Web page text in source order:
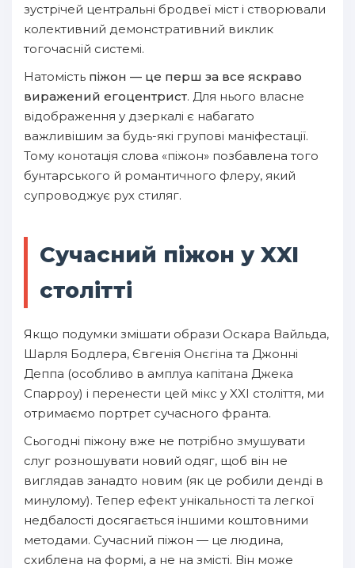
зустрічей центральні бродвеї міст і створювали
колективний демонстративний виклик
тогочасній системі.
Натомість піжон — це перш за все яскраво
виражений егоцентрист. Для нього власне
відображення у дзеркалі є набагато
важливішим за будь-які групові маніфестації.
Тому конотація слова «піжон» позбавлена того
бунтарського й романтичного флеру, який
супроводжує рух стиляг.
Сучасний піжон у XXI
столітті
Якщо подумки змішати образи Оскара Вайльда,
Шарля Бодлера, Євгенія Онєгіна та Джонні
Деппа (особливо в амплуа капітана Джека
Спарроу) і перенести цей мікс у XXI століття, ми
отримаємо портрет сучасного франта.
Сьогодні піжону вже не потрібно змушувати
слуг розношувати новий одяг, щоб він не
виглядав занадто новим (як це робили денді в
минулому). Тепер ефект унікальності та легкої
недбалості досягається іншими коштовними
методами. Сучасний піжон — це людина,
схиблена на формі, а не на змісті. Він може